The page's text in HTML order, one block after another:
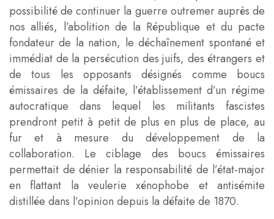
possibilité de continuer la guerre outremer auprès de
nos alliés, l’abolition de la République et du pacte
fondateur de la nation, le déchaînement spontané et
immédiat de la persécution des juifs, des étrangers et
de tous les opposants désignés comme boucs
émissaires de la défaite, l’établissement d’un régime
autocratique dans lequel les militants fascistes
prendront petit à petit de plus en plus de place, au
fur et à mesure du développement de la
collaboration. Le ciblage des boucs émissaires
permettait de dénier la responsabilité de l’état-major
en flattant la veulerie xénophobe et antisémite
distillée dans l’opinion depuis la défaite de 1870.